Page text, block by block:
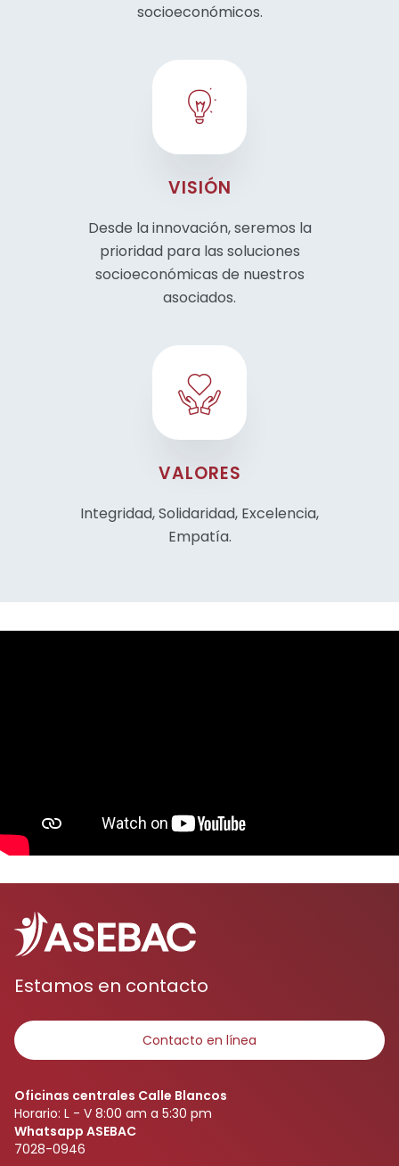
socioeconómicos.
VISIÓN
Desde la innovación, seremos la
prioridad para las soluciones
socioeconómicas de nuestros
asociados.
VALORES
Integridad, Solidaridad, Excelencia,
Empatía.
Estamos en contacto
Contacto en línea
Oficinas centrales Calle Blancos
Horario: L - V 8:00 am a 5:30 pm
Whatsapp ASEBAC
7028-0946